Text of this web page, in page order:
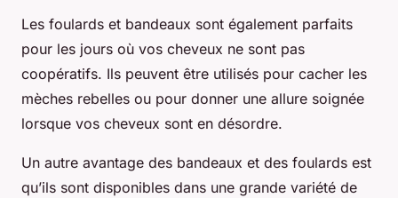
Les foulards et bandeaux sont également parfaits
pour les jours où vos cheveux ne sont pas
coopératifs. Ils peuvent être utilisés pour cacher les
mèches rebelles ou pour donner une allure soignée
lorsque vos cheveux sont en désordre.
Un autre avantage des bandeaux et des foulards est
qu’ils sont disponibles dans une grande variété de